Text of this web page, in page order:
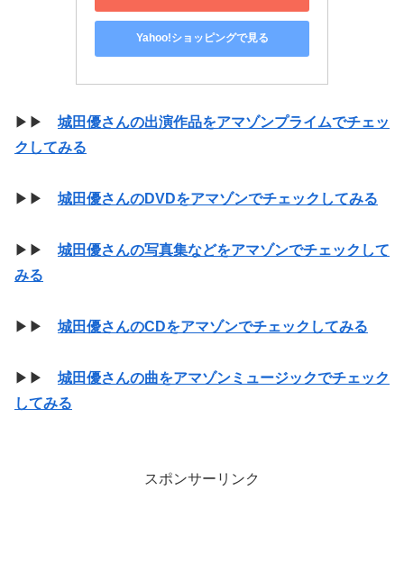
Yahoo!ショッピングで見る
▶▶ 城田優さんの出演作品をアマゾンプライムでチェッ
クしてみる
▶▶ 城田優さんのDVDをアマゾンでチェックしてみる
▶▶ 城田優さんの写真集などをアマゾンでチェックして
みる
▶▶ 城田優さんのCDをアマゾンでチェックしてみる
▶▶ 城田優さんの曲をアマゾンミュージックでチェック
してみる
スポンサーリンク